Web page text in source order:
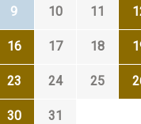
9 10 11
16 17 18
23 24 25
30
31